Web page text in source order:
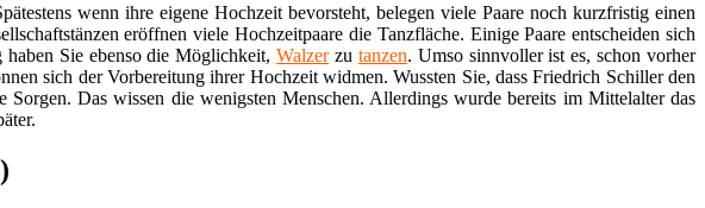
wenn ihre eigene Hochzeit bevorsteht, belegen viele Paare noch kurzfristig einen
eröffnen viele Hochzeitpaare die Tanzfläche. Einige Paare entscheiden sich
haben Sie ebenso die Möglichkeit,Walzerzu tanzen. Umso sinnvoller ist es, schon vorher
sich der Vorbereitung ihrer Hochzeit widmen. Wussten Sie, dass Friedrich Schiller den
Das wissen die wenigsten Menschen. Allerdings wurde bereits im Mittelalter das